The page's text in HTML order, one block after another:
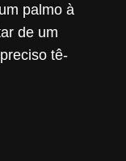
palmo à
de um
tê-